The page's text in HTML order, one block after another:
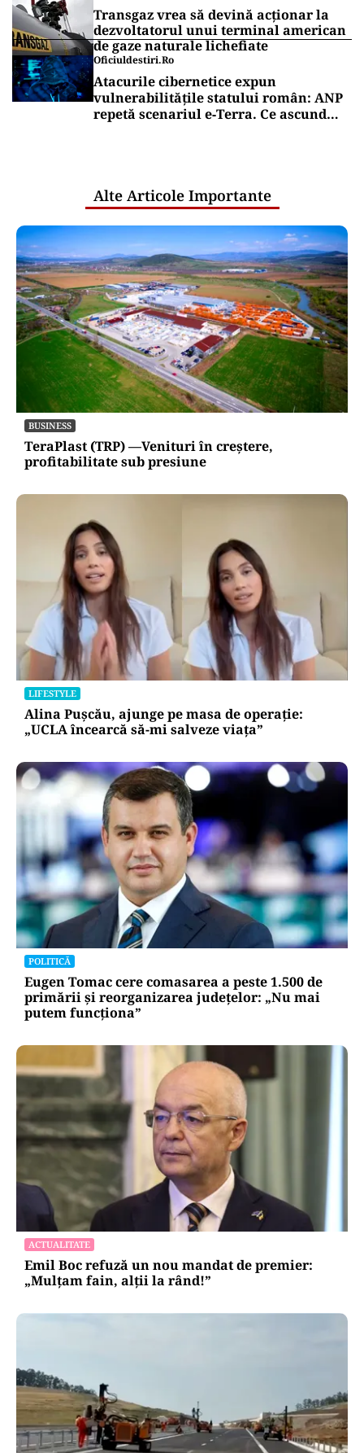
Transgaz vrea să devină acționar la
dezvoltatorul unui terminal american
de gaze naturale lichefiate
Oficiuldestiri.ro
Atacurile cibernetice expun
vulnerabilitățile statului român: ANP
repetă scenariul e‑Terra. Ce ascund
Alte Articole Importante
BUSINESS
TeraPlast (TRP) —Venituri în creștere,
profitabilitate sub presiune
LIFESTYLE
Alina Pușcău, ajunge pe masa de operație:
„UCLA încearcă să-mi salveze viața”
POLITICĂ
Eugen Tomac cere comasarea a peste 1.500 de
primării și reorganizarea județelor: „Nu mai
putem funcționa”
ACTUALITATE
Emil Boc refuză un nou mandat de premier:
„Mulțam fain, alții la rând!”